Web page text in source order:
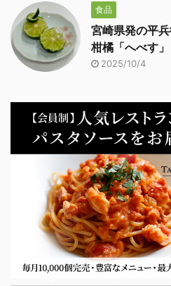
食品
宮崎県発の平
柑橘「へべす」
2025/10/4